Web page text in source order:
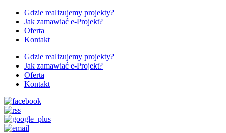
Gdzie realizujemy projekty?
Jak zamawiać e-Projekt?
Oferta
Kontakt
Gdzie realizujemy projekty?
Jak zamawiać e-Projekt?
Oferta
Kontakt